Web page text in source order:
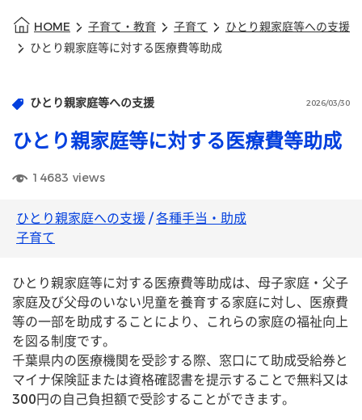
HOME 子育て・教育 子育て
ひとり親家庭等への支援
ひとり親家庭等に対する医療費等助成
ひとり親家庭等への支援 2026/03/30
ひとり親家庭等に対する医療費等助成
14683 views
ひとり親家庭への支援/各種手当・助成
子育て
ひとり親家庭等に対する医療費等助成は、母子家庭・父子
家庭及び父母のいない児童を養育する家庭に対し、医療費
等の一部を助成することにより、これらの家庭の福祉向上
を図る制度です。
千葉県内の医療機関を受診する際、窓口にて助成受給券と
マイナ保険証または資格確認書を提示することで無料又は
300円の自己負担額で受診することができます。